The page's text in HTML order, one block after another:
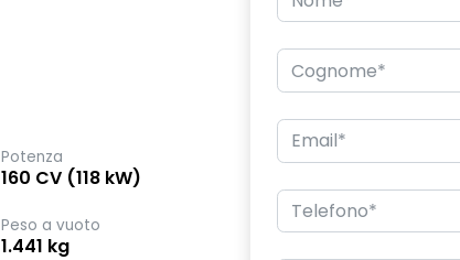
Potenza
160 CV (118 kW)
Peso a vuoto
1.441 kg